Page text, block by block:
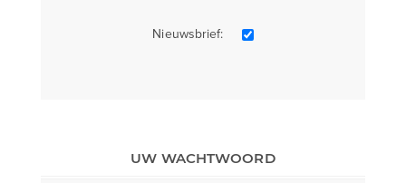
Nieuwsbrief:
UW WACHTWOORD